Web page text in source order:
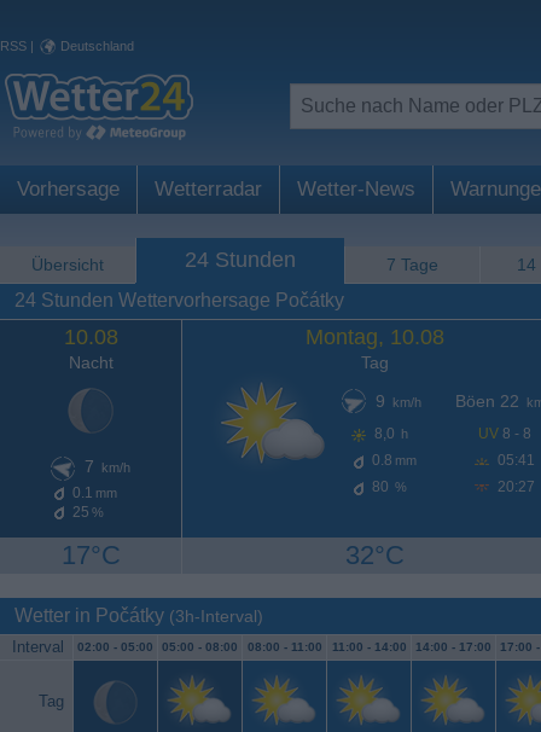
RSS | Deutschland
Vorhersage Wetterradar Wetter-News
Übersicht 24 Stunden 7 Tage 14
24 Stunden Wettervorhersage Počátky
10.08
Nacht
7 km/h
0.1 mm
25 %
17°C
Montag, 10.08
Tag
9
km/h
8,0 h
0.8 mm
80 %
Böen 22
UV 8 - 8
05:41
20:27
32°C
Wetter in Počátky (3h-Interval)
Interval 02:00 - 05:00 05:00 - 08:00 08:00 - 11:00 11:00 - 14:00 14:00 - 17:00 17:00
Tag